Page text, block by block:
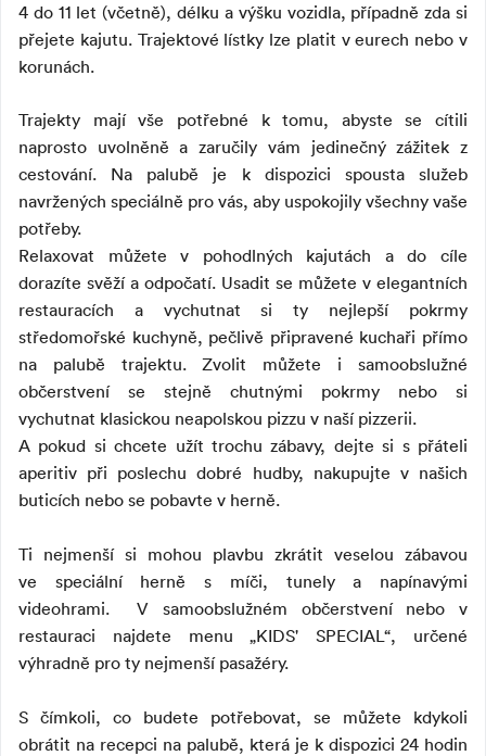
4 do 11 let (včetně), délku a výšku vozidla, případně zda si
přejete kajutu. Trajektové lístky lze platit v eurech nebo v
korunách.
Trajekty mají vše potřebné k tomu, abyste se cítili
naprosto uvolněně a zaručily vám jedinečný zážitek z
cestování. Na palubě je k dispozici spousta služeb
navržených speciálně pro vás, aby uspokojily všechny vaše
potřeby.
Relaxovat můžete v pohodlných kajutách a do cíle
dorazíte svěží a odpočatí. Usadit se můžete v elegantních
restauracích a vychutnat si ty nejlepší pokrmy
středomořské kuchyně, pečlivě připravené kuchaři přímo
na palubě trajektu. Zvolit můžete i samoobslužné
občerstvení se stejně chutnými pokrmy nebo si
vychutnat klasickou neapolskou pizzu v naší pizzerii.
A pokud si chcete užít trochu zábavy, dejte si s přáteli
aperitiv při poslechu dobré hudby, nakupujte v našich
buticích nebo se pobavte v herně.
Ti nejmenší si mohou plavbu zkrátit veselou zábavou
ve speciální herně s míči, tunely a napínavými
videohrami. V samoobslužném občerstvení nebo v
restauraci najdete menu „KIDS' SPECIAL“, určené
výhradně pro ty nejmenší pasažéry.
S čímkoli, co budete potřebovat, se můžete kdykoli
obrátit na recepci na palubě, která je k dispozici 24 hodin